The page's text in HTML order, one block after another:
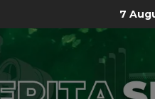
7